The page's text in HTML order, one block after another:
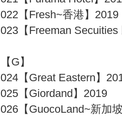
022【Fresh~香港】2019
023【Freeman
【G】
024【Great Eastern】
025【Giordand】2019
026【GuocoLand~新加